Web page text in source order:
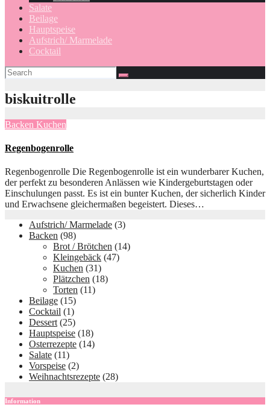
Salate
Beilage
Hauptspeise
Aufstrich/ Marmelade
Cocktail
biskuitrolle
Backen Kuchen
Regenbogenrolle
Regenbogenrolle Die Regenbogenrolle ist ein wunderbarer Kuchen,
der perfekt zu besonderen Anlässen wie Kindergeburtstagen oder
Einschulungen passt. Es ist ein bunter Kuchen, der sicherlich Kinder
und Erwachsene gleichermaßen begeistert. Dieses…
Aufstrich/ Marmelade (3)
Backen (98)
Brot / Brötchen (14)
Kleingebäck (47)
Kuchen (31)
Plätzchen (18)
Torten (11)
Beilage (15)
Cocktail (1)
Dessert (25)
Hauptspeise (18)
Osterrezepte (14)
Salate (11)
Vorspeise (2)
Weihnachtsrezepte (28)
Information